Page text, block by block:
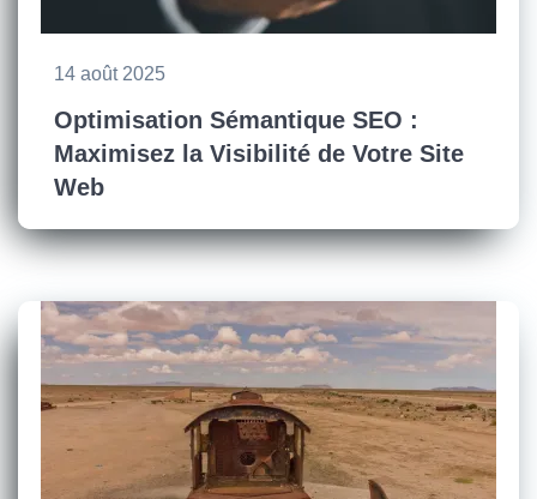
14 août 2025
Optimisation Sémantique SEO :
Maximisez la Visibilité de Votre Site
Web